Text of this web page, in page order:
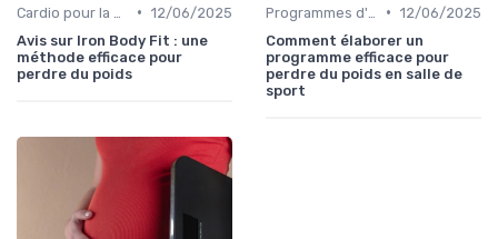
• 12/06/2025
Avis sur Iron Body Fit : une
méthode efficace pour
perdre du poids
• 12/06/2025
Comment élaborer un
programme efficace pour
perdre du poids en salle de
sport